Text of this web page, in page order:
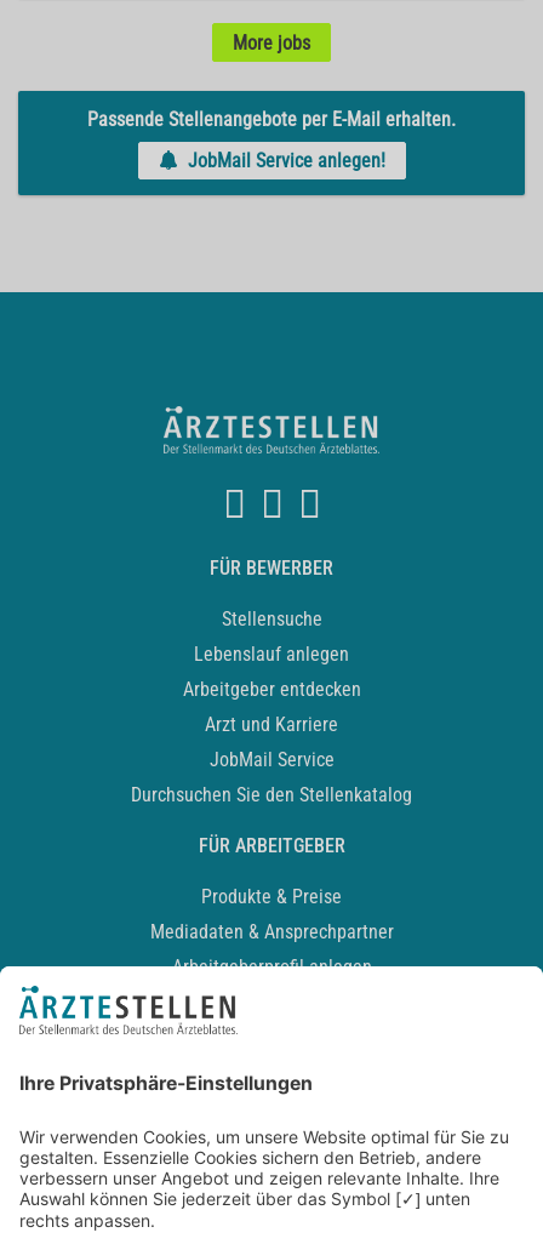
More jobs
Passende Stellenangebote per E-Mail erhalten.
JobMail Service anlegen!
FÜR BEWERBER
Stellensuche
Lebenslauf anlegen
Arbeitgeber entdecken
Arzt und Karriere
JobMail Service
Durchsuchen Sie den Stellenkatalog
FÜR ARBEITGEBER
Produkte & Preise
Mediadaten & Ansprechpartner
Arbeitgeberprofil anlegen
Recruiting-Podcast
Kontakt
Datenschutz
Newsletter